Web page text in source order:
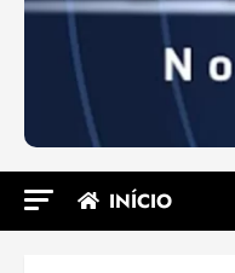
INÍCIO